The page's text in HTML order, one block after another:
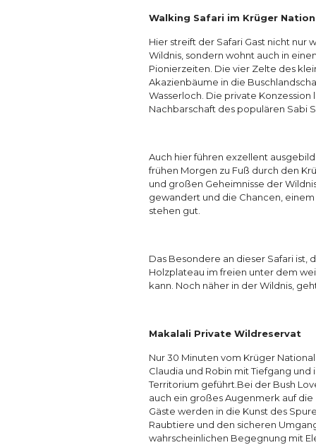
Walking Safari im Krüger
Hier streift der Safari Gast nicht nur
Wildnis, sondern wohnt auch in
Pionierzeiten. Die vier Zelte des
Akazienbäume in die
Wasserloch. Die private
Nachbarschaft des populären Sabi
Auch hier führen exzellent
frühen Morgen zu Fuß durch den
und großen Geheimnisse der
gewandert und die Chancen,
stehen gut.
Das Besondere an dieser Safari ist,
Holzplateau im freien unter dem
kann. Noch näher in der Wildnis,
Makalali Private Wildreservat
Nur 30 Minuten vom Krüger
Claudia und Robin mit Tiefgang
Territorium geführt.Bei der Bush
auch ein großes Augenmerk auf
Gäste werden in die Kunst des
Raubtiere und den sicheren
wahrscheinlichen Begegnung mit